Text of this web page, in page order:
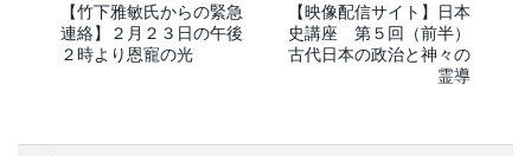
【竹下雅敏氏からの緊急
連絡】２月２３日の午後
２時より恩寵の光
【映像配信サイト】日本
史講座 第５回（前半）
古代日本の政治と神々の
霊導